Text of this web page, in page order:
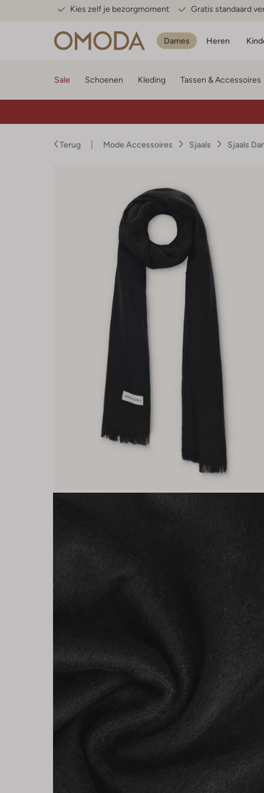
Kies zelf je bezorgmoment Gratis standaard
Dames Heren
Sale Schoenen Kleding Tassen & Accessoires
Terug Mode Accessoires Sjaals Sjaals